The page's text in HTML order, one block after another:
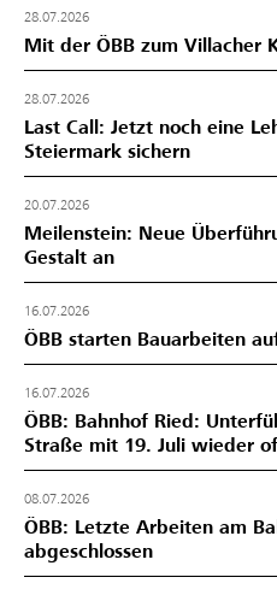
28.07.2026
Mit der ÖBB zum Villacher
28.07.2026
Last Call: Jetzt noch eine
Steiermark sichern
20.07.2026
Meilenstein: Neue
Gestalt an
16.07.2026
ÖBB starten Bauarbeiten
16.07.2026
ÖBB: Bahnhof Ried:
Straße mit 19. Juli wieder
08.07.2026
ÖBB: Letzte Arbeiten am
abgeschlossen